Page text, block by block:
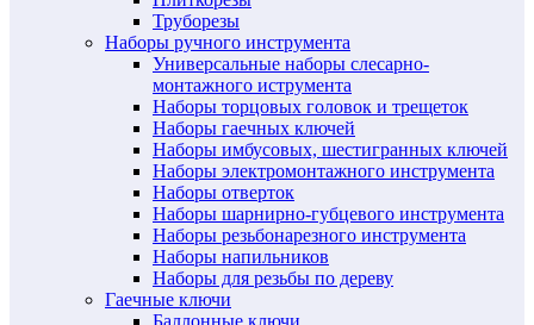
Труборезы
Наборы ручного инструмента
Универсальные наборы слесарно-
монтажного иструмента
Наборы торцовых головок и трещеток
Наборы гаечных ключей
Наборы имбусовых, шестигранных ключей
Наборы электромонтажного инструмента
Наборы отверток
Наборы шарнирно-губцевого инструмента
Наборы резьбонарезного инструмента
Наборы напильников
Наборы для резьбы по дереву
Гаечные ключи
Баллонные ключи